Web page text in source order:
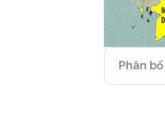
Phân bố